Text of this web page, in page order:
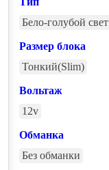
Бело-голубой свет
Размер блока
Тонкий(Slim)
Вольтаж
12v
Обманка
Без обманки